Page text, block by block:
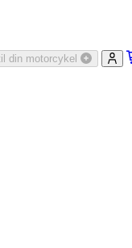
din motorcykel